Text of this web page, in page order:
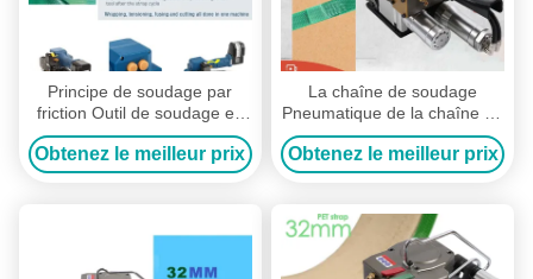
Principe de soudage par
friction Outil de soudage en
plastique à batterie 3 en 1
Machine combinée pour
l'emballage
Obtenez le meilleur prix
La chaîne de soudage
Pneumatique de la chaîne de
plastique Boîte à outils
d'emballage Machine de
chaîne automatique portative
Obtenez le meilleur prix